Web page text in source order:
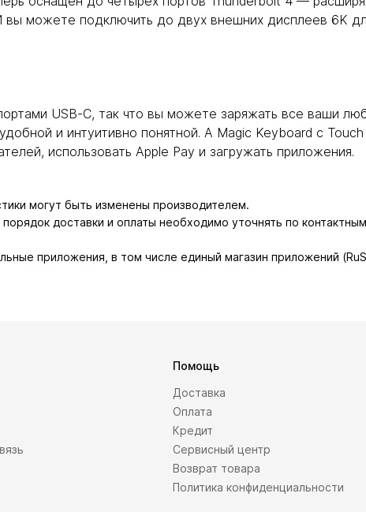
можете подключить до двух внешних дисплеев 6K
USB-C, так что вы можете заряжать все ваши
и интуитивно понятной. А Magic Keyboard с
использовать Apple Pay и загружать приложения.
могут быть изменены производителем.
доставки и оплаты необходимо уточнять по
приложения, в том числе единый магазин приложений
Помощь
Доставка
Оплата
Кредит
Сервисный центр
Возврат товара
Политика конфиденциальности